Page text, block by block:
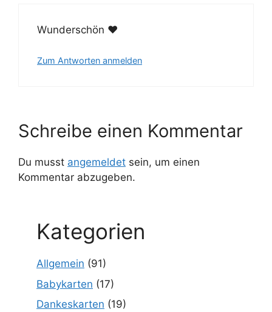
Wunderschön ♥
Zum Antworten anmelden
Schreibe einen Kommentar
Du musst angemeldet sein, um einen
Kommentar abzugeben.
Kategorien
Allgemein (91)
Babykarten (17)
Dankeskarten (19)